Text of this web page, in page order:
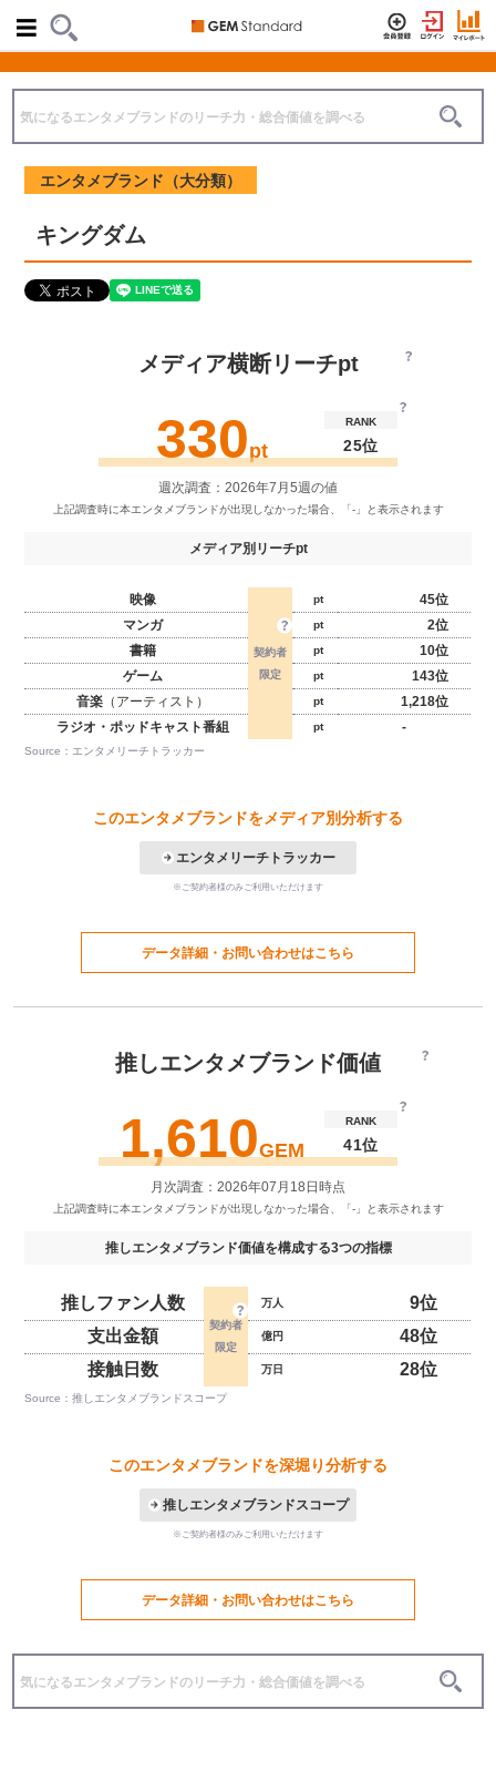
エンタメブランド（大分類）
キングダム
メディア横断リーチpt
330pt
RANK
25位
週次調査：2026年7月5週の値
メディア別リーチpt
映像 pt
45位
マンガ
pt
2位
書籍
pt
10位
ゲーム
pt
143位
音楽（アーティスト） pt
1,218位
ラジオ・ポッドキャスト番組
pt -
Source：エンタメリーチトラッカー
このエンタメブランドをメディア別分析する
エンタメリーチトラッカー
※ご契約者様のみご利用いただけます
データ詳細・お問い合わせはこちら
推しエンタメブランド価値
1,610GEM
RANK
41位
月次調査：2026年07月18日時点
推しエンタメブランド価値を構成する3つの指標
推しファン人数 万人
9位
支出金額
億円
48位
接触日数
万日 28位
Source：推しエンタメブランドスコープ
このエンタメブランドを深堀り分析する
推しエンタメブランドスコープ
※ご契約者様のみご利用いただけます
データ詳細・お問い合わせはこちら